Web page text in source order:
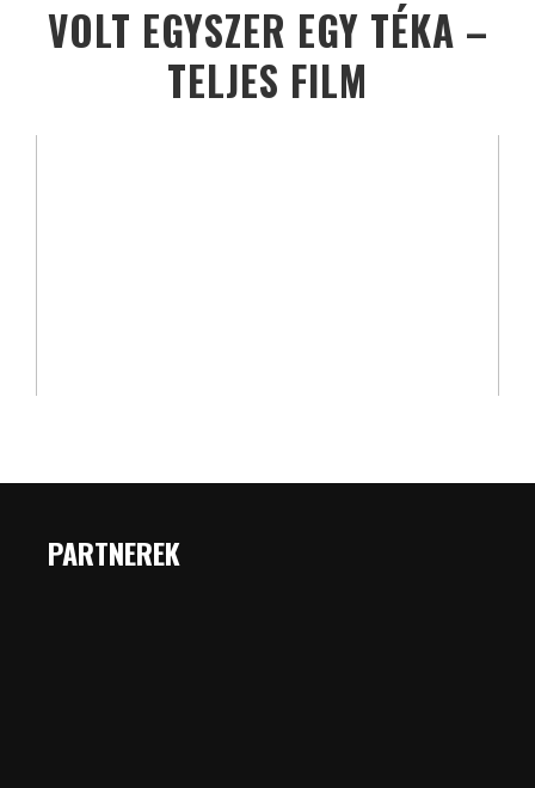
VOLT EGYSZER EGY TÉKA –
TELJES FILM
PARTNEREK